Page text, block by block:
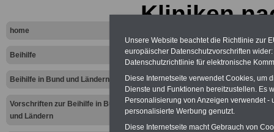
home
Beihilfe
Beihilfe in Bund und Ländern
Vorschriften zur Beihilfe in Bund
und Ländern
Kliniken
-
Zur Übersicht
bis Z"bei
abrechnen
Unsere Website beachtet die Richtlinie zur
europäischer Datenschutzvorschriften
Datenschutzrichtlinie für elektronische
Diese Internetseite verwendet Cookies, um
Dienste und Funktionen bereitzustellen. Es
Personalisierung von Anzeigen verwendet
personalisierte Werbung genutzt.
Diese Internetseite macht Gebrauch von